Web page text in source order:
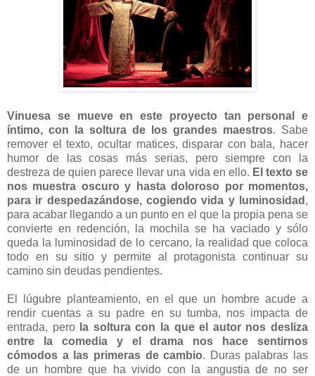
Vinuesa se mueve en este proyecto tan personal e
íntimo, con la soltura de los grandes maestros. Sabe
remover el texto, ocultar matices, disparar con bala, hacer
humor de las cosas más serias, pero siempre con la
destreza de quien parece llevar una vida en ello. El texto se
nos muestra oscuro y hasta doloroso por momentos,
para ir despedazándose, cogiendo vida y luminosidad ,
para acabar llegando a un punto en el que la propia pena se
convierte en redención, la mochila se ha vaciado y sólo
queda la luminosidad de lo cercano, la realidad que coloca
todo en su sitio y permite al protagonista continuar su
camino sin deudas pendientes.
El lúgubre planteamiento, en el que un hombre acude a
rendir cuentas a su padre en su tumba, nos impacta de
entrada, pero la soltura con la que el autor nos desliza
entre la comedia y el drama nos hace sentirnos
cómodos a las primeras de cambio. Duras palabras las
de un hombre que ha vivido con la angustia de no ser